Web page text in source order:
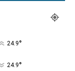
24.9°
24.9°